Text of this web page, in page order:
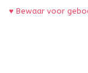
♥ Bewaar voor